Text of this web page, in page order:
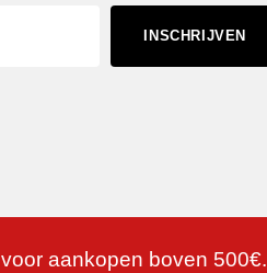
INSCHRIJVEN
aankopen boven 500€.